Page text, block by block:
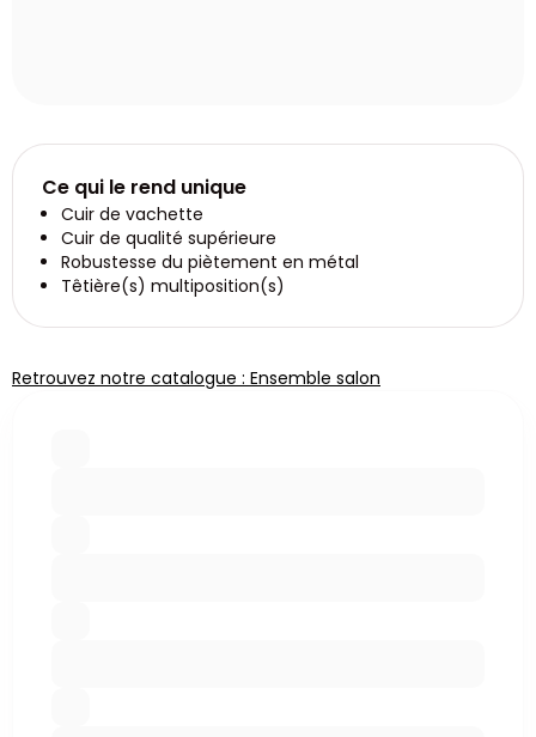
Ce qui le rend unique
Cuir de vachette
Cuir de qualité supérieure
Robustesse du piètement en métal
Têtière(s) multiposition(s)
Retrouvez notre catalogue : Ensemble salon